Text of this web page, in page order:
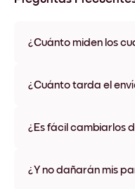
¿Cuánto miden los
varios materiales y
¿Cuánto tarda el
disponibles en algunos
¿Es fácil cambiarlos
ningún daño
¿Y no dañarán mis